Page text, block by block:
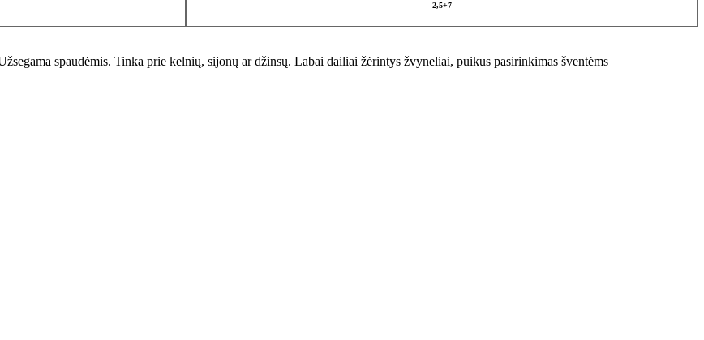
2,5+7
spaudėmis. Tinka prie kelnių, sijonų ar džinsų. Labai dailiai žėrintys žvyneliai, puikus pasirinkimas šventėms